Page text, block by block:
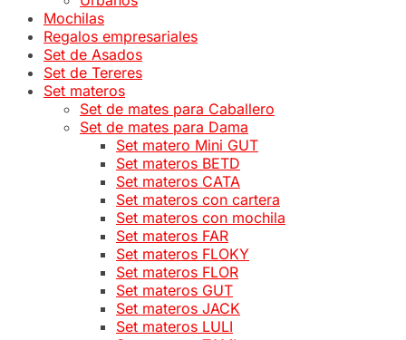
Mochilas
Regalos empresariales
Set de Asados
Set de Tereres
Set materos
Set de mates para Caballero
Set de mates para Dama
Set matero Mini GUT
Set materos BETD
Set materos CATA
Set materos con cartera
Set materos con mochila
Set materos FAR
Set materos FLOKY
Set materos FLOR
Set materos GUT
Set materos JACK
Set materos LULI